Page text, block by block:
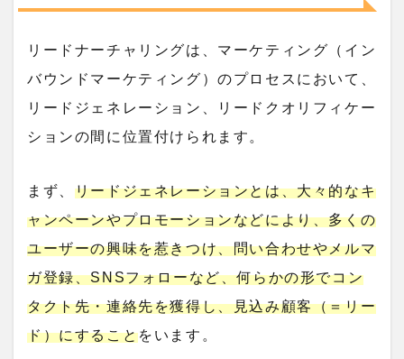
リードナーチャリングは、マーケティング（イン
バウンドマーケティング）のプロセスにおいて、
リードジェネレーション、リードクオリフィケー
ションの間に位置付けられます。
まず、 リードジェネレーションとは、大々的なキ
ャンペーンやプロモーションなどにより、多くの
ユーザーの興味を惹きつけ、問い合わせやメルマ
ガ登録、SNSフォローなど、何らかの形でコン
タクト先・連絡先を獲得し、見込み顧客（＝リー
ド）にすることをいます。